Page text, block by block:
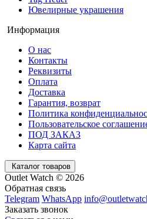
Ювелирные украшения
Информация
О нас
Контакты
Реквизиты
Оплата
Доставка
Гарантия, возврат
Политика
Пользовательское
ПОД ЗАКАЗ
Карта сайта
Каталог товаров
Outlet Watch © 2026
Обратная связь
Telegram WhatsApp
Заказать звонок